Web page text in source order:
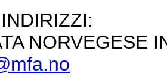
NORVEGESE